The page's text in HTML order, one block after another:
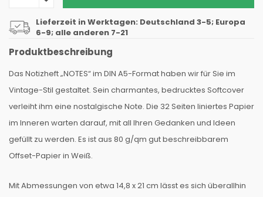
Lieferzeit in Werktagen: Deutschland 3-5; Europa
6-9; alle anderen 7-21
Produktbeschreibung
Das Notizheft „NOTES“ im DIN A5-Format haben wir für Sie im
Vintage-Stil gestaltet. Sein charmantes, bedrucktes Softcover
verleiht ihm eine nostalgische Note. Die 32 Seiten liniertes Papier
im Inneren warten darauf, mit all Ihren Gedanken und Ideen
gefüllt zu werden. Es ist aus 80 g/qm gut beschreibbarem
Offset-Papier in Weiß.
Mit Abmessungen von etwa 14,8 x 21 cm lässt es sich überallhin